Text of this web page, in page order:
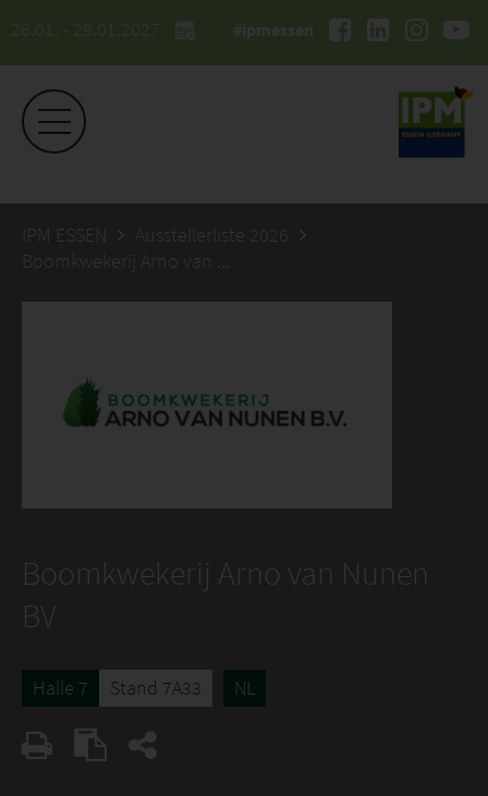
26.01. - 29.01.2027 #ipmessen
IPM ESSEN
Ausstellerliste 2026
Boomkwekerij Arno van Nunen BV
Boomkwekerij Arno van Nunen
BV
Halle 7 Stand 7A33 NL